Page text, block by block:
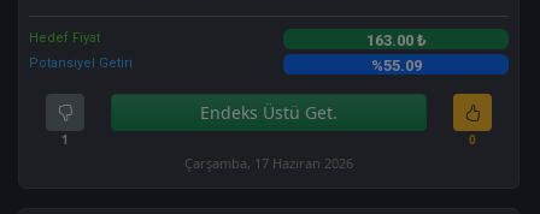
Hedef Fiyat 163.00 ₺
Potansiyel Getiri %55.09
1
Endeks Üstü Get.
0
Çarşamba, 17 Haziran 2026